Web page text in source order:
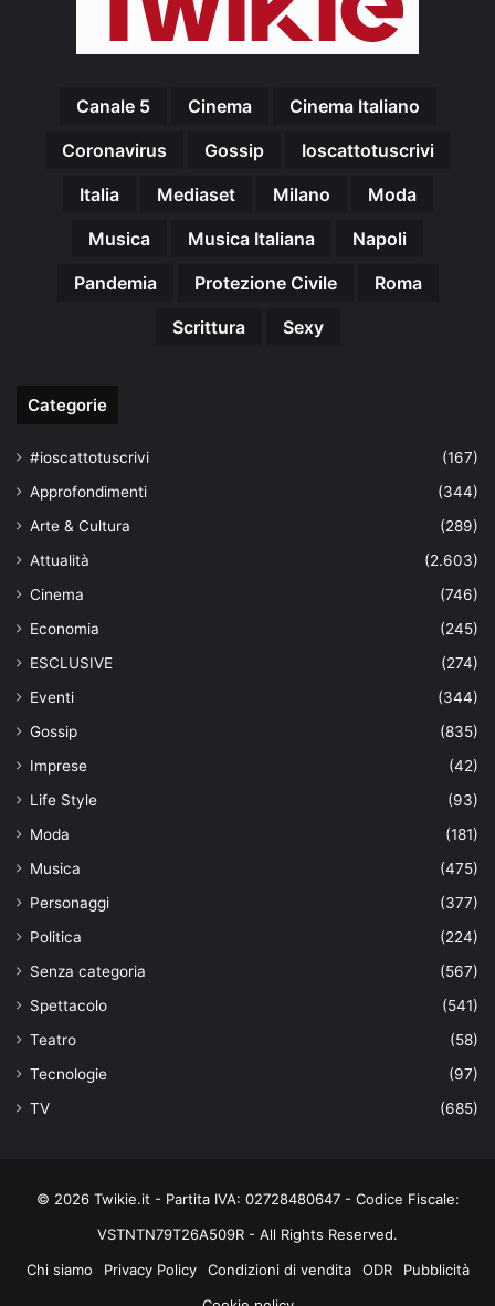
Canale 5 Cinema
Cinema Italiano
Coronavirus
Gossip
Ioscattotuscrivi
Italia
Mediaset Milano
Moda
Musica
Musica Italiana
Napoli
Pandemia
Protezione Civile
Roma
Scrittura
Sexy
Categorie
#ioscattotuscrivi
(167)
Approfondimenti
(344)
Arte & Cultura
(289)
Attualità
(2.603)
Cinema
(746)
Economia
(245)
ESCLUSIVE
(274)
Eventi
(344)
Gossip
(835)
Imprese
(42)
Life Style
(93)
Moda
(181)
Musica
(475)
Personaggi
(377)
Politica
(224)
Senza categoria
(567)
Spettacolo
(541)
Teatro
(58)
Tecnologie
(97)
TV
(685)
© 2026 Twikie.it - Partita IVA: 02728480647 - Codice Fiscale:
VSTNTN79T26A509R - All Rights Reserved.
Chi siamo
Privacy Policy Condizioni di vendita ODR
Pubblicità